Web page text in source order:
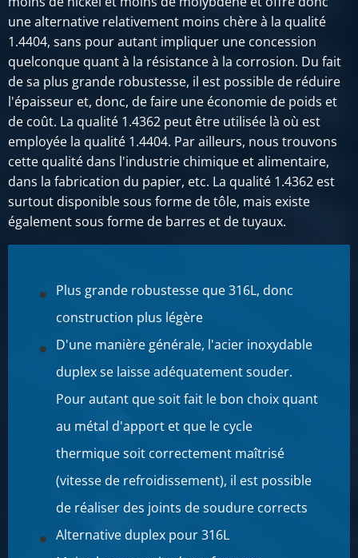
une alternative relativement moins chère à la qualité
1.4404, sans pour autant impliquer une concession
quelconque quant à la résistance à la corrosion. Du fait
de sa plus grande robustesse, il est possible de réduire
l'épaisseur et, donc, de faire une économie de poids et
de coût. La qualité 1.4362 peut être utilisée là où est
employée la qualité 1.4404. Par ailleurs, nous trouvons
cette qualité dans l'industrie chimique et alimentaire,
dans la fabrication du papier, etc. La qualité 1.4362 est
surtout disponible sous forme de tôle, mais existe
également sous forme de barres et de tuyaux.
Plus grande robustesse que 316L, donc
construction plus légère
D'une manière générale, l'acier inoxydable
duplex se laisse adéquatement souder.
Pour autant que soit fait le bon choix quant
au métal d'apport et que le cycle
thermique soit correctement maîtrisé
(vitesse de refroidissement), il est possible
de réaliser des joints de soudure corrects
Alternative duplex pour 316L